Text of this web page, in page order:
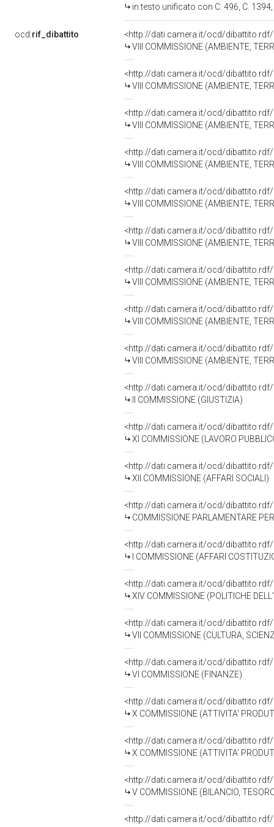
in testo unificato con C. 496, C.
ocd:rif_dibattito
<http://dati.camera.it/ocd/
VIII COMMISSIONE (AMBIENTE,
<http://dati.camera.it/ocd/
VIII COMMISSIONE (AMBIENTE,
<http://dati.camera.it/ocd/
VIII COMMISSIONE (AMBIENTE,
<http://dati.camera.it/ocd/
VIII COMMISSIONE (AMBIENTE,
<http://dati.camera.it/ocd/
VIII COMMISSIONE (AMBIENTE,
<http://dati.camera.it/ocd/
VIII COMMISSIONE (AMBIENTE,
<http://dati.camera.it/ocd/
VIII COMMISSIONE (AMBIENTE,
<http://dati.camera.it/ocd/
VIII COMMISSIONE (AMBIENTE,
<http://dati.camera.it/ocd/
VIII COMMISSIONE (AMBIENTE,
<http://dati.camera.it/ocd/
II COMMISSIONE (GIUSTIZIA)
<http://dati.camera.it/ocd/
XI COMMISSIONE (LAVORO
<http://dati.camera.it/ocd/
XII COMMISSIONE (AFFARI SOCIALI)
<http://dati.camera.it/ocd/
COMMISSIONE PARLAMENTARE
<http://dati.camera.it/ocd/
I COMMISSIONE (AFFARI
<http://dati.camera.it/ocd/
XIV COMMISSIONE (POLITICHE
<http://dati.camera.it/ocd/
VII COMMISSIONE (CULTURA,
<http://dati.camera.it/ocd/
VI COMMISSIONE (FINANZE)
<http://dati.camera.it/ocd/
X COMMISSIONE (ATTIVITA'
<http://dati.camera.it/ocd/
X COMMISSIONE (ATTIVITA'
<http://dati.camera.it/ocd/
V COMMISSIONE (BILANCIO,
<http://dati.camera.it/ocd/